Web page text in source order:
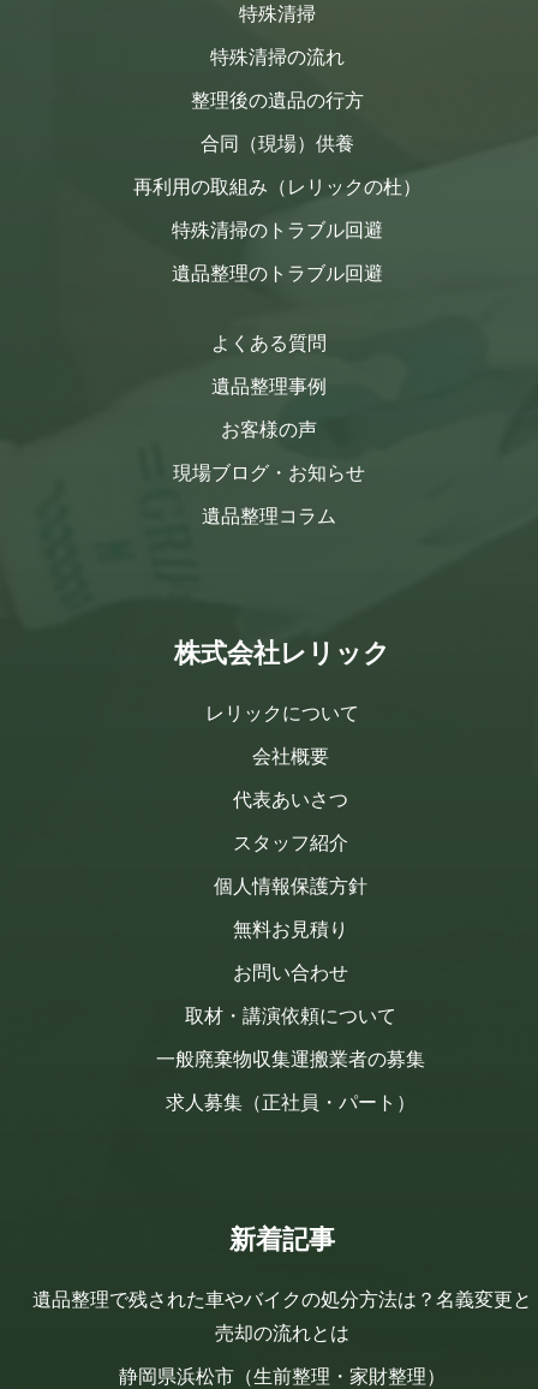
特殊清掃
特殊清掃の流れ
整理後の遺品の行方
合同（現場）供養
再利用の取組み（レリックの杜）
特殊清掃のトラブル回避
遺品整理のトラブル回避
よくある質問
遺品整理事例
お客様の声
現場ブログ・お知らせ
遺品整理コラム
株式会社レリック
レリックについて
会社概要
代表あいさつ
スタッフ紹介
個人情報保護方針
無料お見積り
お問い合わせ
取材・講演依頼について
一般廃棄物収集運搬業者の募集
求人募集（正社員・パート）
新着記事
遺品整理で残された車やバイクの処分方法は？名義変更と
売却の流れとは
静岡県浜松市（生前整理・家財整理）